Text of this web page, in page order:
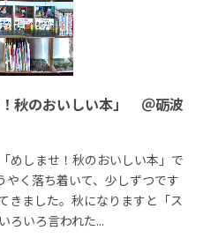
！秋のおいしい本」 ＠砺波
めしませ！秋のおいしい本」で
く落ち着いて、少しずつです
きました。秋になりますと「ス
ろいろ言われた...